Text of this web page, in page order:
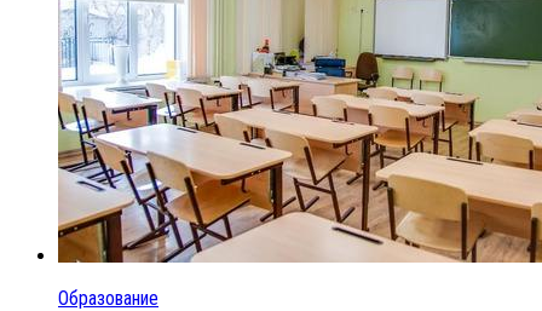
Образование